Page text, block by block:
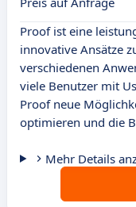
Proof ist eine
innovative Ansätze
verschiedenen
viele Benutzer mit
Proof neue
optimieren und die
Mehr Details